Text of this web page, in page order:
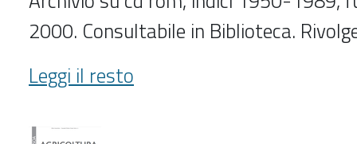
2000. Consultabile in Biblioteca.
Aggiornamenti
sociali
Leggi il resto